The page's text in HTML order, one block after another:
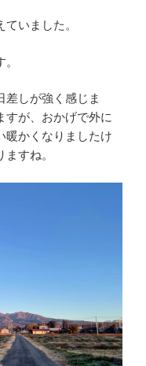
いました。
差しが強く感じま
が、おかげで外に
暖かくなりましたけ
すね。